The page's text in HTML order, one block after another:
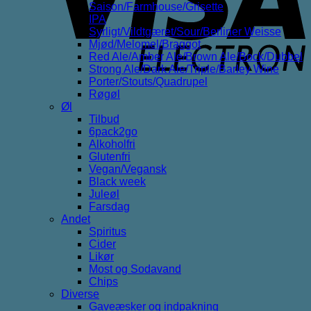
Saison/Farmhouse/Grisette
IPA
Syrligt/Vildtgæret/Sour/Berliner Weisse
Mjød/Melomel/Braggot
Red Ale/Amber Ale/Brown Ale/Bock/Dubbel
Strong Ale/Dark Ale/Triple/Barley Wine
Porter/Stouts/Quadrupel
Røgøl
Øl
Tilbud
6pack2go
Alkoholfri
Glutenfri
Vegan/Vegansk
Black week
Juleøl
Farsdag
Andet
Spiritus
Cider
Likør
Most og Sodavand
Chips
Diverse
Gaveæsker og indpakning